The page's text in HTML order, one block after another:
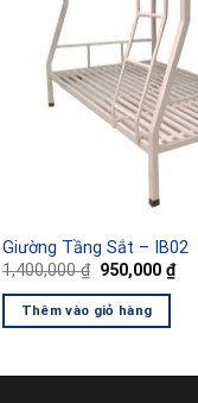
Giường Tầng Sắt – IB02
1,400,000₫ Giá
là:
1,400,000 ₫.
950,000₫Giá
hiện
Thêm vào giỏ hàng